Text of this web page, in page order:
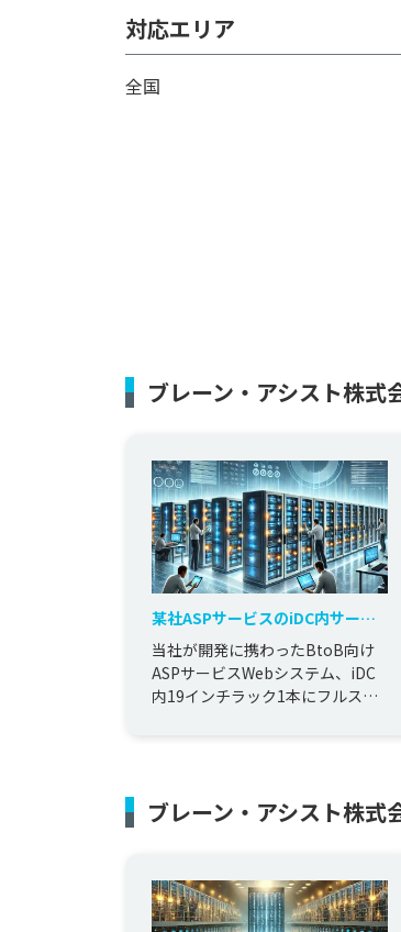
対応エリア
全国
ブレーン・アシスト株式
某社ASPサービスのiDC内サーバ
群を運用保守
当社が開発に携わったBtoB向け
ASPサービスWebシステム、iDC
内19インチラック1本にフルスタ
ロードバランサー、サ...
ブレーン・アシスト株式